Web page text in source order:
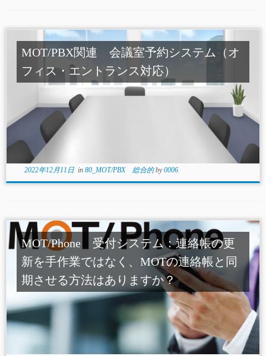
MOT/PBX関連 会議室予約システム（オ
フィス・エントランス対応）
2022年12月11日in 80_MOT/PBX 総合的by0006
MOT/Phone 受付システム：連絡帳の更
新を手作業ではなく、MOTの連絡帳と同
期させる方法はありますか？